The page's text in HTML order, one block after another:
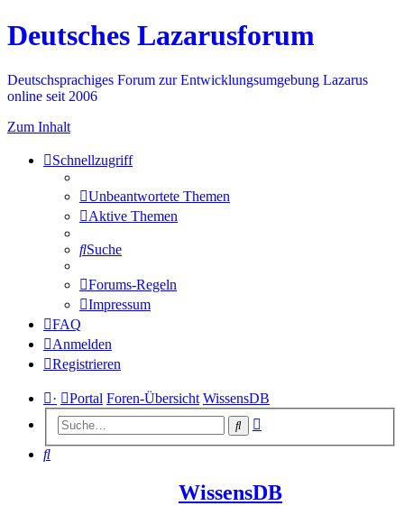
Deutsches Lazarusforum
Deutschsprachiges Forum zur Entwicklungsumgebung Lazarus
online seit 2006
Zum Inhalt
Schnellzugriff
Unbeantwortete Themen
Aktive Themen
Suche
Forums-Regeln
Impressum
FAQ
Anmelden
Registrieren
· Portal Foren-Übersicht WissensDB
Suche
Suche
WissensDB